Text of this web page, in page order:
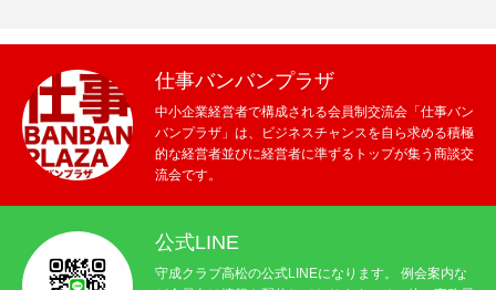
仕事バンバンプラザ
中小企業経営者で構成される会員制交流会「仕事バン
バンプラザ」は、ビジネスチャンスを自ら求める積極
的な経営者並びに経営者に準ずるトップが集う商談交
流会です。
公式LINE
守成クラブ高松の公式LINEになります。 例会案内な